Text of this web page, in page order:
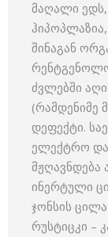
მაღალი ედს,
შინაგან
ძვლებში
(რამდენიმე
დეფექტი.
ელექტრო
ინერტული
ჯონსის
რუსტიცკი –